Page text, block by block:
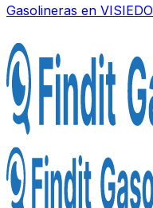
Gasolineras en VISIEDO